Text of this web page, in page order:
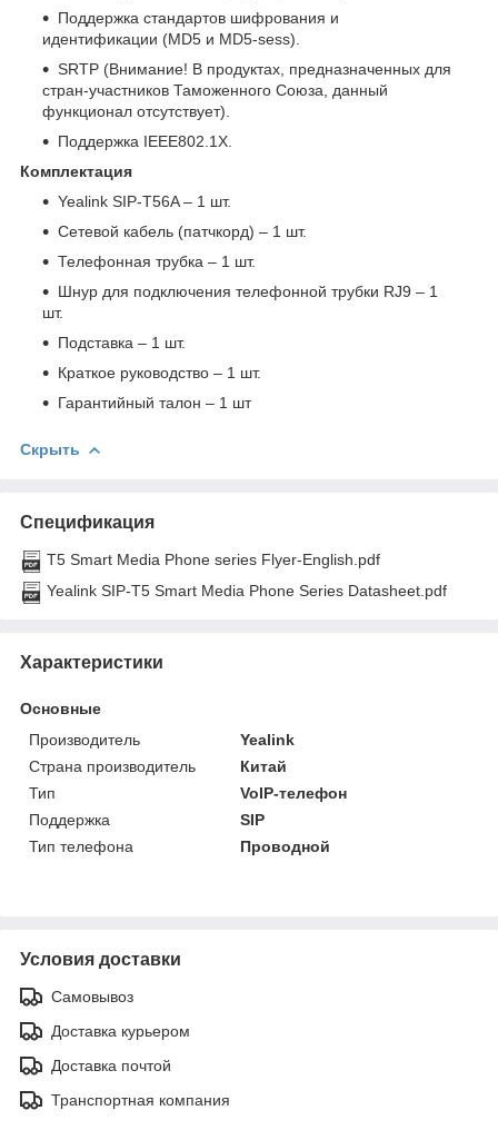
Поддержка стандартов шифрования и
идентификации (MD5 и MD5-sess).
SRTP (Внимание! В продуктах, предназначенных для
стран-участников Таможенного Союза, данный
функционал отсутствует).
Поддержка IEEE802.1X.
Комплектация
Yealink SIP-T56A – 1 шт.
Сетевой кабель (патчкорд) – 1 шт.
Телефонная трубка – 1 шт.
Шнур для подключения телефонной трубки RJ9 – 1
шт.
Подставка – 1 шт.
Краткое руководство – 1 шт.
Гарантийный талон – 1 шт
Скрыть
Спецификация
T5 Smart Media Phone series Flyer-English.pdf
Yealink SIP-T5 Smart Media Phone Series Datasheet.pdf
Характеристики
Основные
Производитель
Yealink
Страна производитель
Китай
Тип
VoIP-телефон
Поддержка
SIP
Тип телефона
Проводной
Условия доставки
Самовывоз
Доставка курьером
Доставка почтой
Транспортная компания